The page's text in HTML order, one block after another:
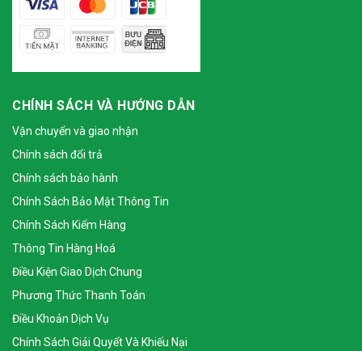
CHÍNH SÁCH VÀ HƯỚNG DẪN
Vận chuyển và giao nhận
Chính sách đổi trả
Chính sách bảo hành
Chính Sách Bảo Mật Thông Tin
Chính Sách Kiểm Hàng
Thông Tin Hàng Hoá
Điều Kiện Giao Dịch Chung
Phương Thức Thanh Toán
Điều Khoản Dịch Vụ
Chính Sách Giải Quyết Và Khiếu Nại